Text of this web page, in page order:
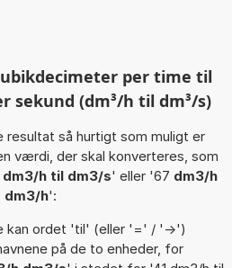
per time til
sekund (dm³/h til dm³/s)
resultat så hurtigt som muligt er
værdi, der skal konverteres, som
dm3/h til dm3/s' eller '67 dm3/h
dm3/h':
kan ordet 'til' (eller '=' / '->')
på de to enheder, for